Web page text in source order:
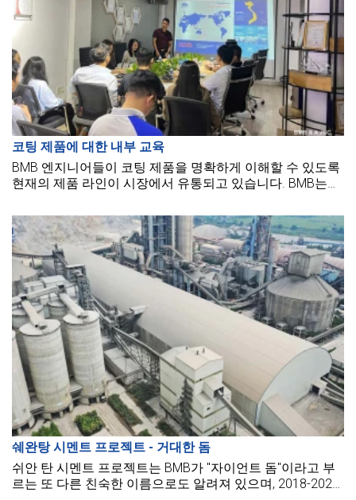
코팅 제품에 대한 내부 교육
BMB 엔지니어들이 코팅 제품을 명확하게 이해할 수 있도록
현재의 제품 라인이 시장에서 유통되고 있습니다. BMB는
라며 이번 교육 세션을 기획했습니다.
쉐완탕 시멘트 프로젝트 - 거대한 돔
쉬안 탄 시멘트 프로젝트는 BMB가 "자이언트 돔"이라고 부
르는 또 다른 친숙한 이름으로도 알려져 있으며, 2018-2020